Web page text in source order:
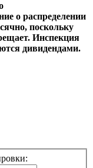
о распределении
поскольку
Инспекция
дивидендами.